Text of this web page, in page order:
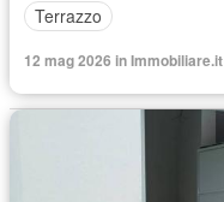
Terrazzo
12 mag 2026 in Immobiliare.it